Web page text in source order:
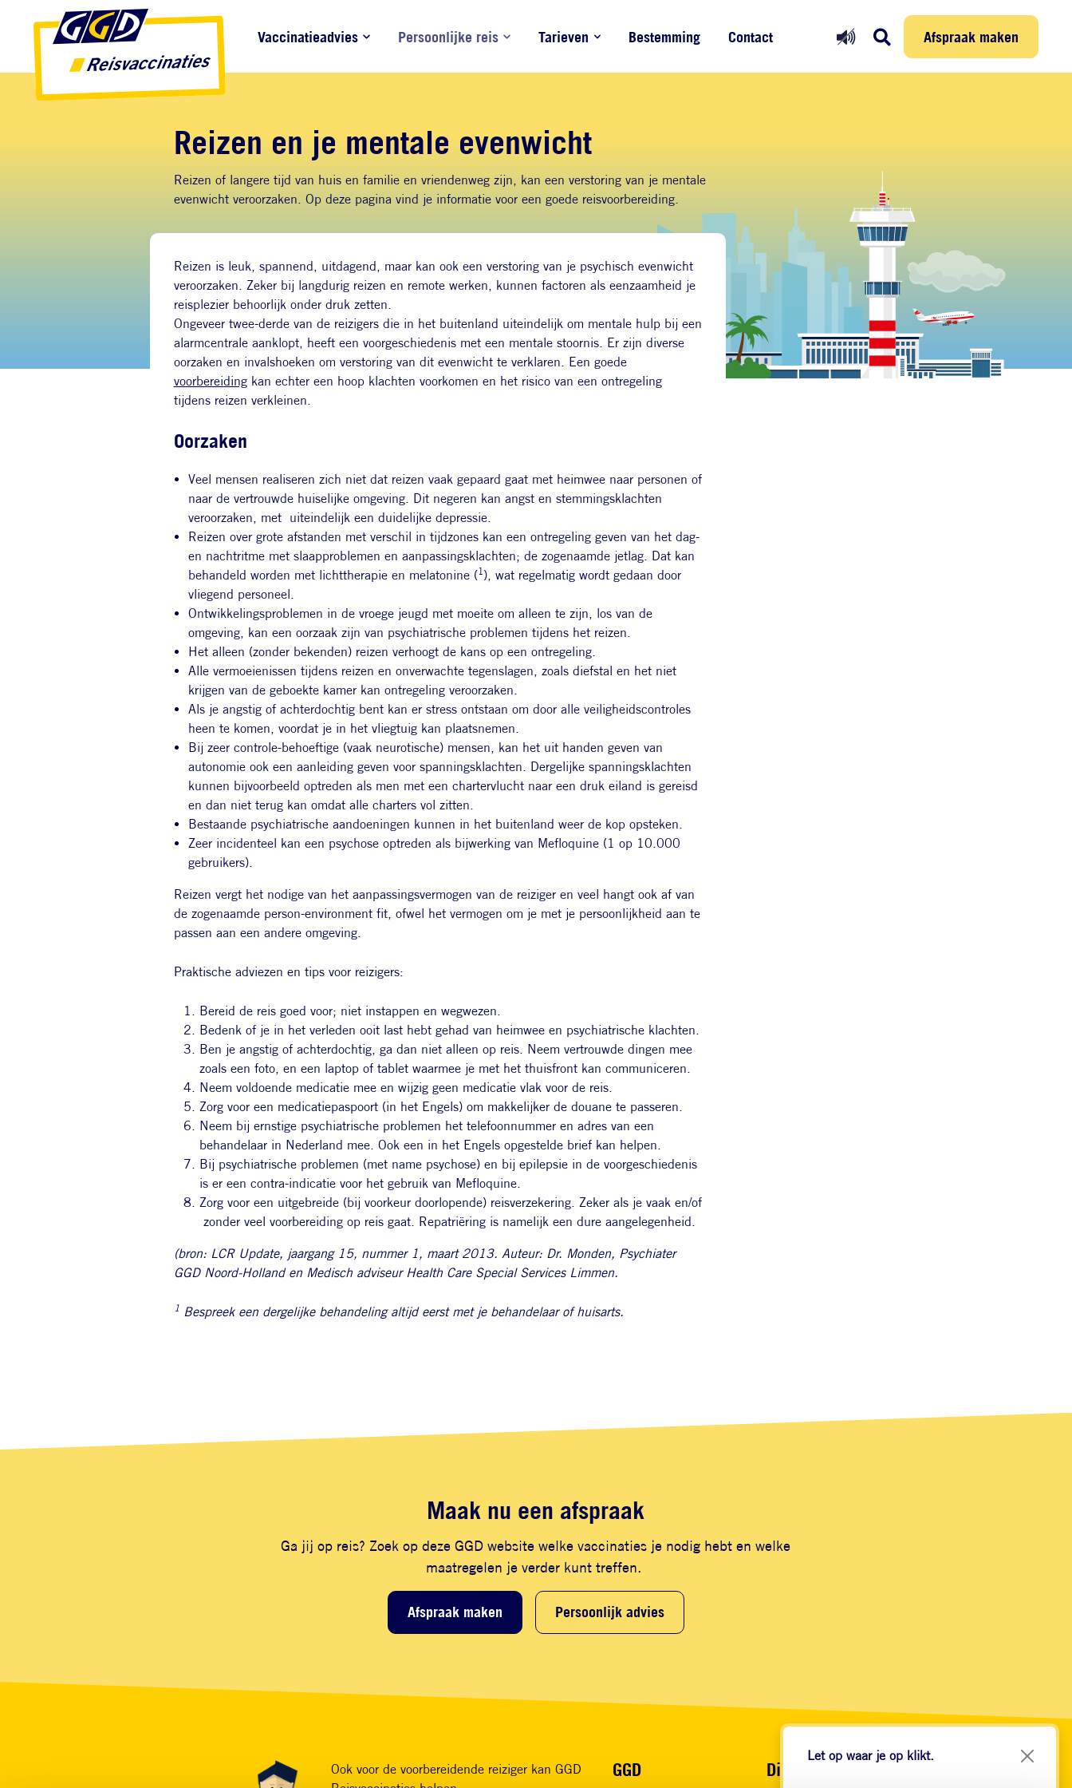
Direct naar inhoud
Direct naar hoofdnavigatie
Direct naar zoekfunctie
Persoonlijke reis Afspraak maken
Let op waar je op klikt.
Afspraak maken
Hoofdnavigatie
Vaccinatieadvies Persoonlijke reis Tarieven Bestemming Contact
Reizen en je mentale evenwicht
Reizen of langere tijd van huis en familie en vriendenweg zijn, kan een verstoring van je mentale
evenwicht veroorzaken. Op deze pagina vind je informatie voor een goede reisvoorbereiding.
Reizen is leuk, spannend, uitdagend, maar kan ook een verstoring van je psychisch evenwicht
veroorzaken. Zeker bij langdurig reizen en remote werken, kunnen factoren als eenzaamheid je
reisplezier behoorlijk onder druk zetten.
Ongeveer twee-derde van de reizigers die in het buitenland uiteindelijk om mentale hulp bij een
alarmcentrale aanklopt, heeft een voorgeschiedenis met een mentale stoornis. Er zijn diverse
oorzaken en invalshoeken om verstoring van dit evenwicht te verklaren. Een goede
voorbereidingkan echter een hoop klachten voorkomen en het risico van een ontregeling
tijdens reizen verkleinen.
Oorzaken
Veel mensen realiseren zich niet dat reizen vaak gepaard gaat met heimwee naar personen of
naar de vertrouwde huiselijke omgeving. Dit negeren kan angst en stemmingsklachten
veroorzaken, met uiteindelijk een duidelijke depressie.
Reizen over grote afstanden met verschil in tijdzones kan een ontregeling geven van het dag-
en nachtritme met slaapproblemen en aanpassingsklachten; de zogenaamde jetlag. Dat kan
behandeld worden met lichttherapie en melatonine (1), wat regelmatig wordt gedaan door
vliegend personeel.
Ontwikkelingsproblemen in de vroege jeugd met moeite om alleen te zijn, los van de
omgeving, kan een oorzaak zijn van psychiatrische problemen tijdens het reizen.
Het alleen (zonder bekenden) reizen verhoogt de kans op een ontregeling.
Alle vermoeienissen tijdens reizen en onverwachte tegenslagen, zoals diefstal en het niet
krijgen van de geboekte kamer kan ontregeling veroorzaken.
Als je angstig of achterdochtig bent kan er stress ontstaan om door alle veiligheidscontroles
heen te komen, voordat je in het vliegtuig kan plaatsnemen.
Bij zeer controle-behoeftige (vaak neurotische) mensen, kan het uit handen geven van
autonomie ook een aanleiding geven voor spanningsklachten. Dergelijke spanningsklachten
kunnen bijvoorbeeld optreden als men met een chartervlucht naar een druk eiland is gereisd
en dan niet terug kan omdat alle charters vol zitten.
Bestaande psychiatrische aandoeningen kunnen in het buitenland weer de kop opsteken.
Zeer incidenteel kan een psychose optreden als bijwerking van Mefloquine (1 op 10.000
gebruikers).
Reizen vergt het nodige van het aanpassingsvermogen van de reiziger en veel hangt ook af van
de zogenaamde person-environment fit, ofwel het vermogen om je met je persoonlijkheid aan te
passen aan een andere omgeving.
Praktische adviezen en tips voor reizigers:
Bereid de reis goed voor; niet instappen en wegwezen.
Bedenk of je in het verleden ooit last hebt gehad van heimwee en psychiatrische klachten.
Ben je angstig of achterdochtig, ga dan niet alleen op reis. Neem vertrouwde dingen mee
zoals een foto, en een laptop of tablet waarmee je met het thuisfront kan communiceren.
Neem voldoende medicatie mee en wijzig geen medicatie vlak voor de reis.
Zorg voor een medicatiepaspoort (in het Engels) om makkelijker de douane te passeren.
Neem bij ernstige psychiatrische problemen het telefoonnummer en adres van een
behandelaar in Nederland mee. Ook een in het Engels opgestelde brief kan helpen.
Bij psychiatrische problemen (met name psychose) en bij epilepsie in de voorgeschiedenis
is er een contra-indicatie voor het gebruik van Mefloquine.
Zorg voor een uitgebreide (bij voorkeur doorlopende) reisverzekering. Zeker als je vaak en/of
zonder veel voorbereiding op reis gaat. Repatriëring is namelijk een dure aangelegenheid.
(bron: LCR Update, jaargang 15, nummer 1, maart 2013. Auteur: Dr. Monden, Psychiater
GGD Noord-Holland en Medisch adviseur Health Care Special Services Limmen.
1 Bespreek een dergelijke behandeling altijd eerst met je behandelaar of huisarts.
Maak nu een afspraak
Ga jij op reis? Zoek op deze GGD website welke vaccinaties je nodig hebt en welke
maatregelen je verder kunt treffen.
Afspraak maken Persoonlijk advies
Voet
GGD Diensten
Ook voor de voorbereidende reiziger kan GGD